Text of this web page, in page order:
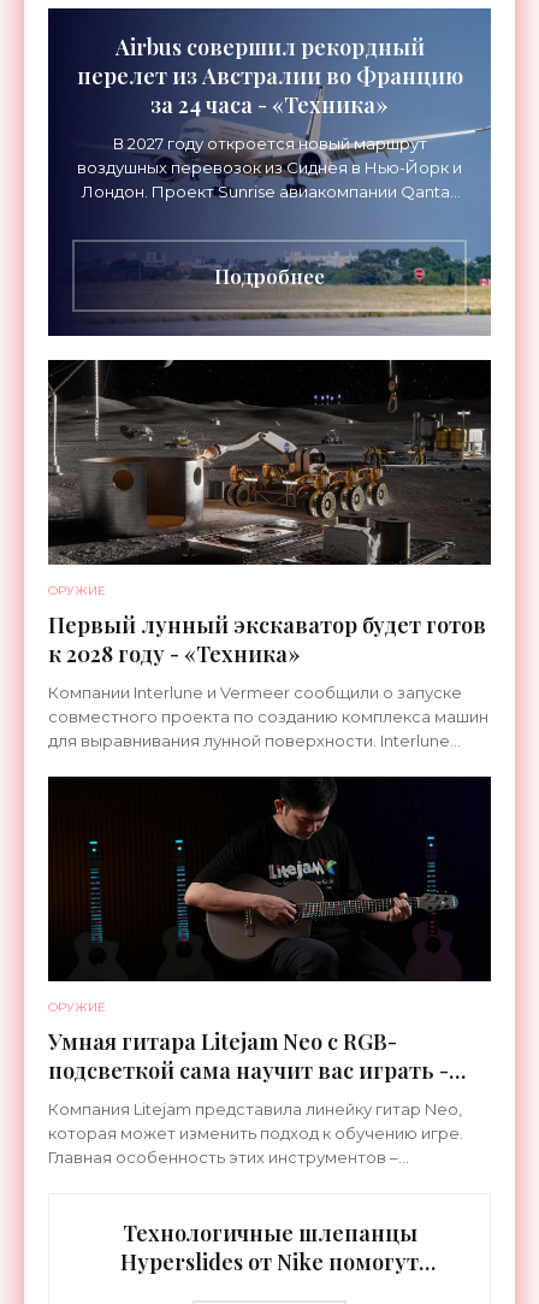
Airbus совершил рекордный
перелет из Австралии во Францию
за 24 часа - «Техника»
В 2027 году откроется новый маршрут
воздушных перевозок из Сиднея в Нью-Йорк и
Лондон. Проект Sunrise авиакомпании Qantas
длительностью до 24
Подробнее
ОРУЖИЕ
Первый лунный экскаватор будет готов
к 2028 году - «Техника»
Компании Interlune и Vermeer сообщили о запуске
совместного проекта по созданию комплекса машин
для выравнивания лунной поверхности. Interlune
ОРУЖИЕ
Умная гитара Litejam Neo с RGB-
подсветкой сама научит вас играть -
«Гаджеты»
Компания Litejam представила линейку гитар Neo,
которая может изменить подход к обучению игре.
Главная особенность этих инструментов –
Технологичные шлепанцы
Hyperslides от Nike помогут